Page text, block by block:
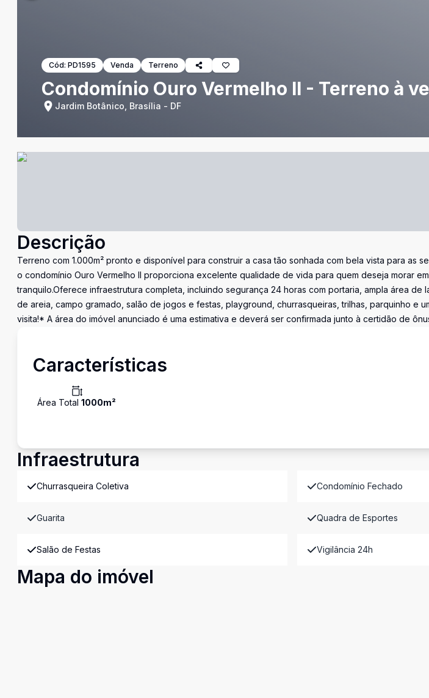
Cód: PD1595 Venda Terreno
Condomínio Ouro Vermelho II - Terreno à
Jardim Botânico, Brasília - DF
Descrição
Terreno com 1.000m² pronto e disponível para construir a casa tão sonhada com bela vista para as
o condomínio Ouro Vermelho II proporciona excelente qualidade de vida para quem deseja morar
tranquilo.Oferece infraestrutura completa, incluindo segurança 24 horas com portaria, ampla área de
de areia, campo gramado, salão de jogos e festas, playground, churrasqueiras, trilhas, parquinho e
visita!* A área do imóvel anunciado é uma estimativa e deverá ser confirmada junto à certidão de
Características
Área Total 1000m²
Infraestrutura
Churrasqueira Coletiva Condomínio Fechado
Guarita Quadra de Esportes
Salão de Festas Vigilância 24h
Mapa do imóvel